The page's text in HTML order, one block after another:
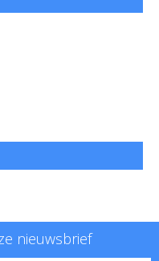
nieuwsbrief